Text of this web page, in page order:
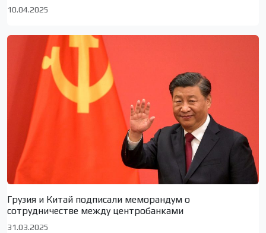
10.04.2025
Грузия и Китай подписали меморандум о
сотрудничестве между центробанками
31.03.2025